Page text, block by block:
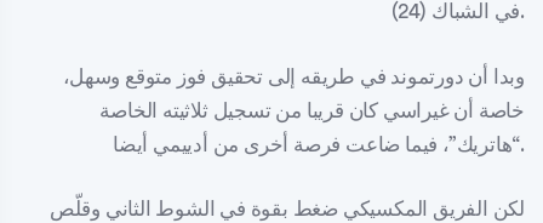
في الشباك (24).
وبدا أن دورتموند في طريقه إلى تحقيق فوز متوقع وسهل،
خاصة أن غيراسي كان قريبا من تسجيل ثلاثيته الخاصة
“هاتريك”، فيما ضاعت فرصة أخرى من أدييمي أيضا.
لكن الفريق المكسيكي ضغط بقوة في الشوط الثاني وقلّص